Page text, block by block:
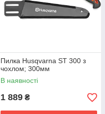
Пилка Husqvarna ST 300 з
чохлом; 300мм
В наявності
1 889 ₴